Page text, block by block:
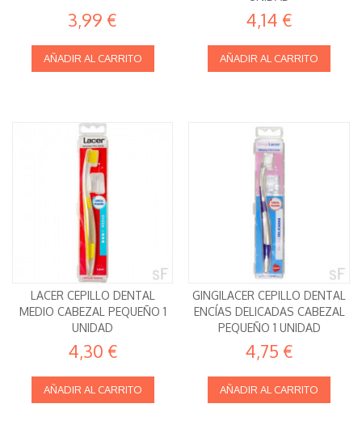
3,99 €
AÑADIR AL CARRITO
4,14 €
AÑADIR AL CARRITO
LACER CEPILLO DENTAL
MEDIO CABEZAL PEQUEÑO 1
UNIDAD
4,30 €
AÑADIR AL CARRITO
GINGILACER CEPILLO DENTAL
ENCÍAS DELICADAS CABEZAL
PEQUEÑO 1 UNIDAD
4,75 €
AÑADIR AL CARRITO